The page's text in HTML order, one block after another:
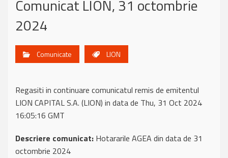
Comunicat LION, 31 octombrie
2024
Comunicate LION
Regasiti in continuare comunicatul remis de emitentul
LION CAPITAL S.A. (LION) in data de Thu, 31 Oct 2024
16:05:16 GMT
Descriere comunicat: Hotararile AGEA din data de 31
octombrie 2024